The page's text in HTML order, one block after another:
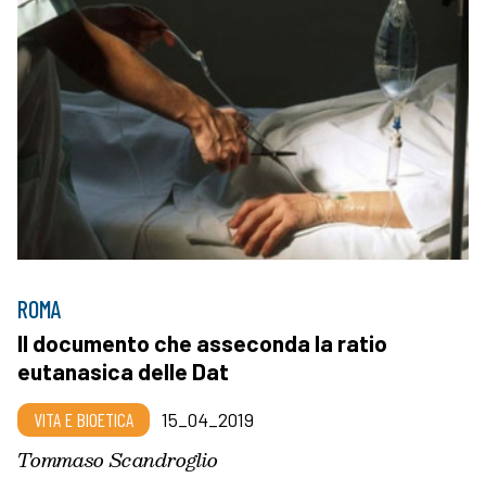
ROMA
Il documento che asseconda la ratio
eutanasica delle Dat
VITA E BIOETICA 15_04_2019
Tommaso Scandroglio